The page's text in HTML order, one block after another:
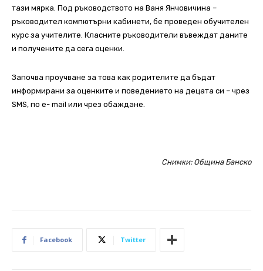
тази мярка. Под ръководството на Ваня Янчовичина –
ръководител компютърни кабинети, бе проведен обучителен
курс за учителите. Класните ръководители въвеждат даните
и получените да сега оценки.
Започва проучване за това как родителите да бъдат
информирани за оценките и поведението на децата си – чрез
SMS, по е- mail или чрез обаждане.
Снимки: Община Банско
Facebook Twitter